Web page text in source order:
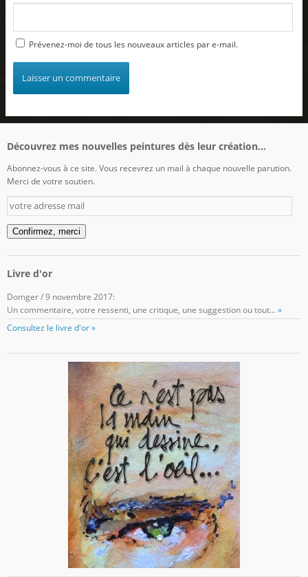
Prévenez-moi de tous les nouveaux articles par e-mail.
Découvrez mes nouvelles peintures dès leur création...
Abonnez-vous à ce site. Vous recevrez un mail à chaque nouvelle parution.
Merci de votre soutien.
votre
adresse
mail
Confirmez, merci
Livre d'or
Domger/9 novembre 2017:
Un commentaire, votre ressenti, une critique, une suggestion ou tout... »
Consultez le livre d'or »